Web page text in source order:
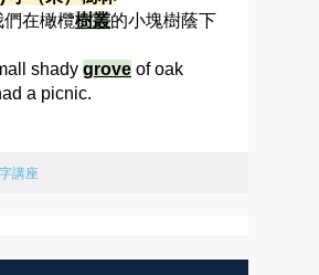
在橄欖樹叢的小塊樹蔭下
shady grove of oak
a picnic.
講座